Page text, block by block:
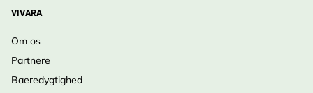
VIVARA
Om os
Partnere
Baeredygtighed